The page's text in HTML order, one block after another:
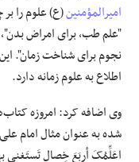
امیرالمؤمنین(ع)علوم را
"علم طب، برای امراض
نجوم برای شناخت زمان".
اطلاع به علوم زمانه دارد.
وی اضافه کرد: امروزه
شده به عنوان مثال امام
اعَلِّمُکَأربَعَخِصالٍتَستَغنی